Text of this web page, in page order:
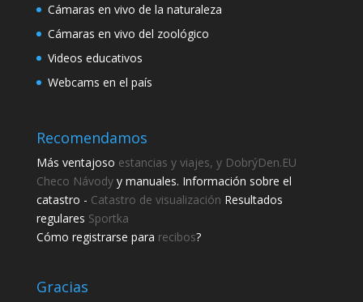
Cámaras en vivo de la naturaleza
Cámaras en vivo del zoológico
Videos educativos
Webcams en el país
Recomendamos
Más ventajoso estancias y viajes, y DobrýDen.EU
Checo Návodyy manuales. Información sobre el
catastro - Catastro de visualización Resultados
regulares Sportka
Cómo registrarse para recibos?
Gracias